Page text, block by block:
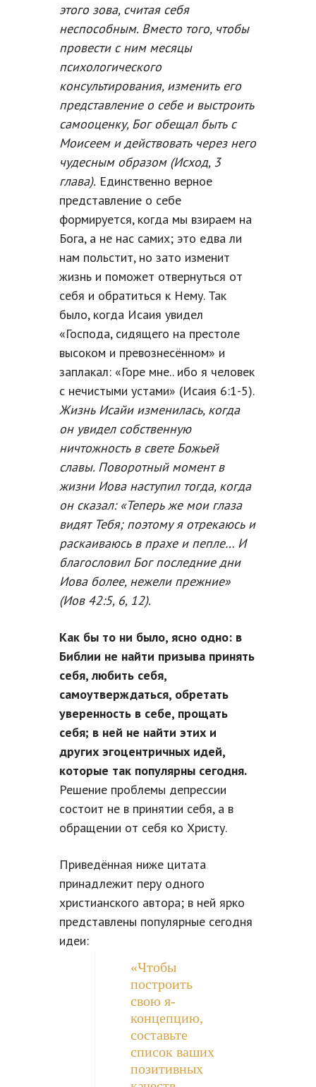
этого зова, считая себя
неспособным. Вместо того, чтобы
провести с ним месяцы
психологического
консультирования, изменить его
представление о себе и выстроить
самооценку, Бог обещал быть с
Моисеем и действовать через него
чудесным образом (Исход, 3
глава). Единственно верное
представление о себе
формируется, когда мы взираем на
Бога, а не нас самих; это едва ли
нам польстит, но зато изменит
жизнь и поможет отвернуться от
себя и обратиться к Нему. Так
было, когда Исаия увидел
«Господа, сидящего на престоле
высоком и превознесённом» и
заплакал: «Горе мне.. ибо я человек
с нечистыми устами» (Исаия 6:1-5).
Жизнь Исайи изменилась, когда
он увидел собственную
ничтожность в свете Божьей
славы. Поворотный момент в
жизни Иова наступил тогда, когда
он сказал: «Теперь же мои глаза
видят Тебя; поэтому я отрекаюсь и
раскаиваюсь в прахе и пепле… И
благословил Бог последние дни
Иова более, нежели прежние»
(Иов 42:5, 6, 12).
Как бы то ни было, ясно одно: в
Библии не найти призыва принять
себя, любить себя,
самоутверждаться, обретать
уверенность в себе, прощать
себя; в ней не найти этих и
других эгоцентричных идей,
которые так популярны сегодня.
Решение проблемы депрессии
состоит не в принятии себя, а в
обращении от себя ко Христу.
Приведённая ниже цитата
принадлежит перу одного
христианского автора; в ней ярко
представлены популярные сегодня
идеи:
«Чтобы
построить
свою я-
концепцию,
составьте
список ваших
позитивных